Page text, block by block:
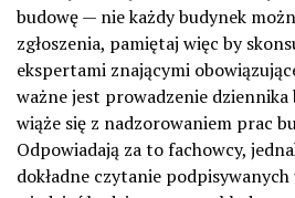
budowę — nie każdy budynek
zgłoszenia, pamiętaj więc by
ekspertami znającymi
ważne jest prowadzenie dziennika
wiąże się z nadzorowaniem prac
Odpowiadają za to fachowcy,
dokładne czytanie